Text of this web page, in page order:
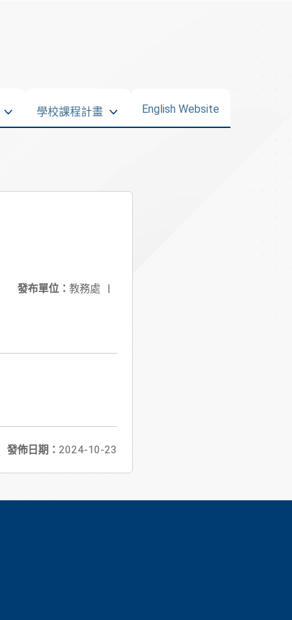
學校課程計畫 English Website
發布單位： 教務處 |
發佈日期： 2024-10-23